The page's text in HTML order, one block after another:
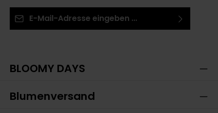
BLOOMY DAYS
Blumenversand